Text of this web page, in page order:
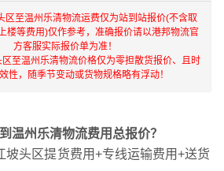
区至温州乐清物流运费仅为站到站报价(不含取
楼等费用)仅作参考，准确报价请以港邦物流官
方客服实际报价单为准！
至温州乐清物流价格仅为零担散货报价、且时
性，随季节变动或货物规格略有浮动！
温州乐清物流费用总报价？
坡头区提货费用+专线运输费用+送货